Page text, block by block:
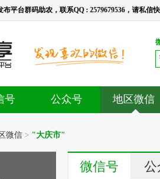
平台群码助农，联系QQ : 2579679536，请私信
号 公众号 地区微信
微信 > "大庆市"
微信号 公